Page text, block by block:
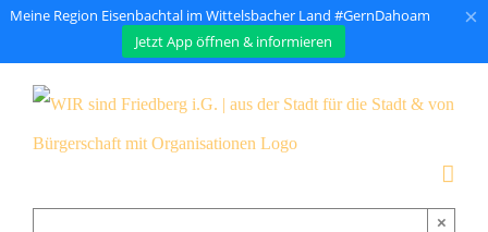
Meine Region Eisenbachtal im Wittelsbacher Land #GernDahoam
Jetzt App öffnen & informieren
×
×